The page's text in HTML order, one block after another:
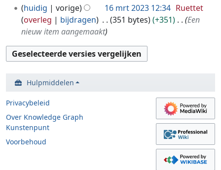
huidig
vorige 16 mrt 2023 12:34 Ruettet
overleg
bijdragen 351 bytes +351
Een
nieuw item aangemaakt
Hulpmiddelen
Privacybeleid
Over Knowledge Graph
Kunstenpunt
Voorbehoud